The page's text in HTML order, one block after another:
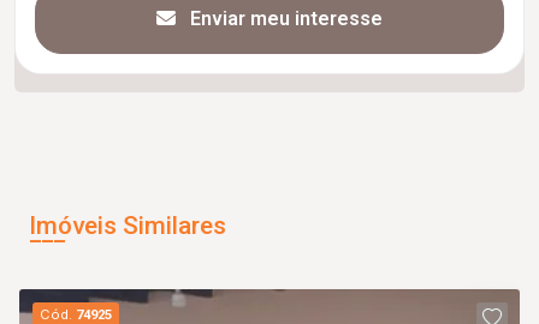
Enviar meu interesse
Imóveis Similares
Cód. 74925